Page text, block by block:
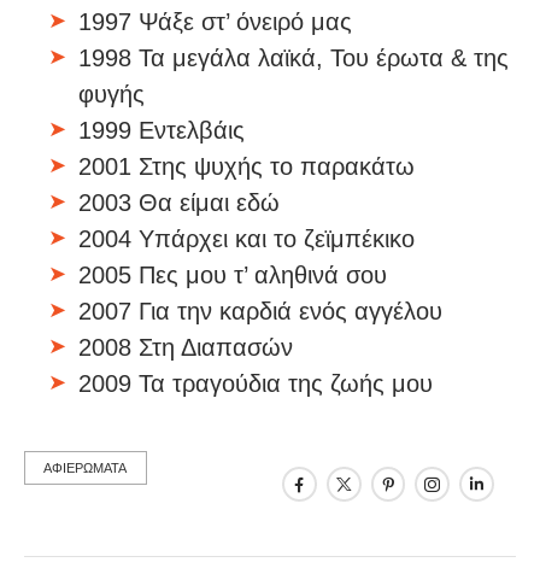
1997 Ψάξε στ’ όνειρό μας
1998 Τα μεγάλα λαϊκά, Του έρωτα & της
φυγής
1999 Εντελβάις
2001 Στης ψυχής το παρακάτω
2003 Θα είμαι εδώ
2004 Υπάρχει και το ζεϊμπέκικο
2005 Πες μου τ’ αληθινά σου
2007 Για την καρδιά ενός αγγέλου
2008 Στη Διαπασών
2009 Τα τραγούδια της ζωής μου
ΑΦΙΕΡΩΜΑΤΑ